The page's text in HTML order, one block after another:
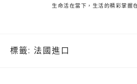
生命活在當下，生活的精彩掌握
標籤: 法國進口